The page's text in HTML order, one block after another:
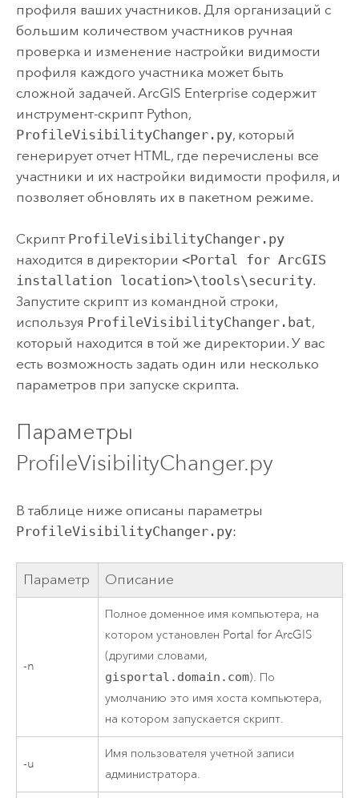
профиля ваших участников. Для организаций с
большим количеством участников ручная
проверка и изменение настройки видимости
профиля каждого участника может быть
сложной задачей. ArcGIS Enterprise содержит
инструмент-скрипт Python,
ProfileVisibilityChanger.py, который
генерирует отчет HTML, где перечислены все
участники и их настройки видимости профиля, и
позволяет обновлять их в пакетном режиме.
Скрипт ProfileVisibilityChanger.py
находится в директории <Portal for ArcGIS
installation location>\tools\security.
Запустите скрипт из командной строки,
используя ProfileVisibilityChanger.bat,
который находится в той же директории. У вас
есть возможность задать один или несколько
параметров при запуске скрипта.
Параметры
ProfileVisibilityChanger.py
В таблице ниже описаны параметры
ProfileVisibilityChanger.py:
Параметр Описание
-n
Полное доменное имя компьютера, на
котором установлен Portal for ArcGIS
(другими словами,
gisportal.domain.com). По
умолчанию это имя хоста компьютера,
на котором запускается скрипт.
-u
Имя пользователя учетной записи
администратора.